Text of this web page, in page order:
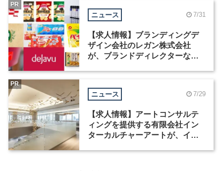
ニュース 7/31
【求人情報】ブランディングデ
ザイン会社のレガン株式会社
が、ブランドディレクターなど3
PR
ニュース 7/29
【求人情報】アートコンサルテ
ィングを提供する有限会社イン
ターカルチャーアートが、イン
PR